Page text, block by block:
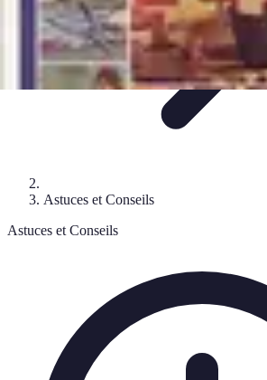
Astuces et Conseils
Astuces et Conseils